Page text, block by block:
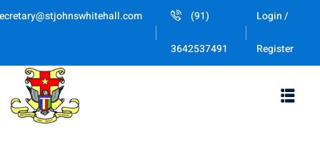
Skip
(91)
3642537491
Login /
Register